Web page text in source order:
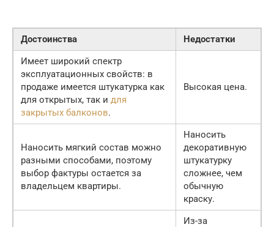
Достоинства
Недостатки
Имеет широкий спектр
эксплуатационных свойств: в
продаже имеется штукатурка как
для открытых, так и для
закрытых балконов.
Высокая цена.
Наносить мягкий состав можно
разными способами, поэтому
выбор фактуры остается за
владельцем квартиры.
Наносить
декоративную
штукатурку
сложнее, чем
обычную
краску.
Из-за